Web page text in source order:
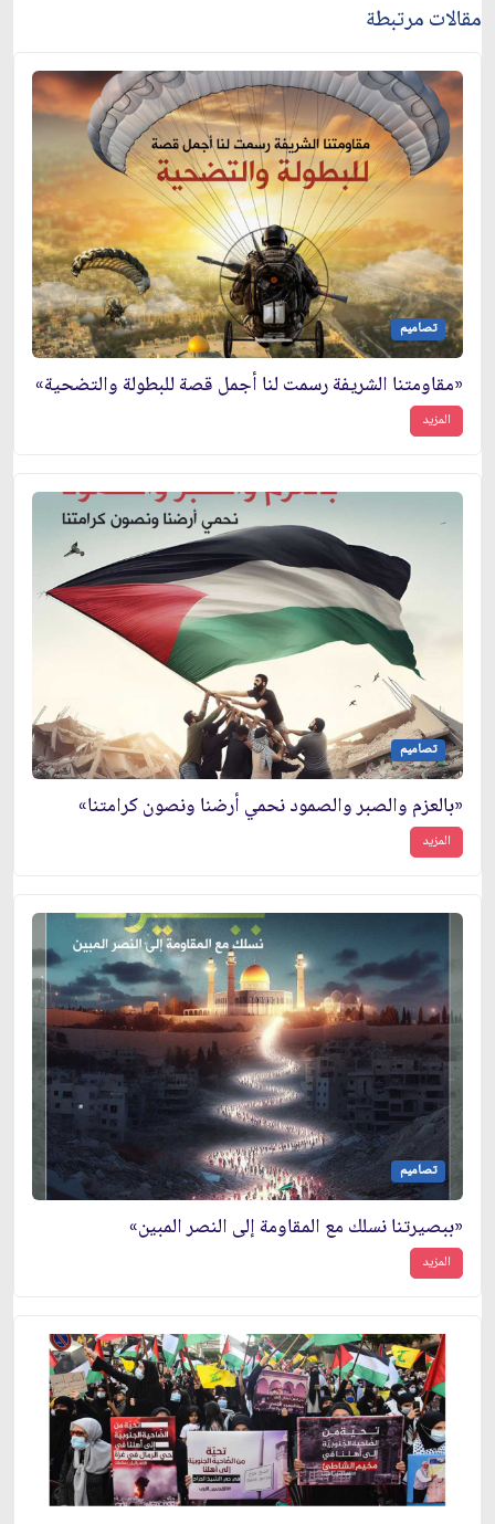
مقالات مرتبطة
تصاميم
«مقاومتنا الشريفة رسمت لنا أجمل قصة للبطولة والتضحية»
المزيد
تصاميم
«بالعزم والصبر والصمود نحمي أرضنا ونصون كرامتنا»
المزيد
تصاميم
«ببصيرتنا نسلك مع المقاومة إلى النصر المبين»
المزيد